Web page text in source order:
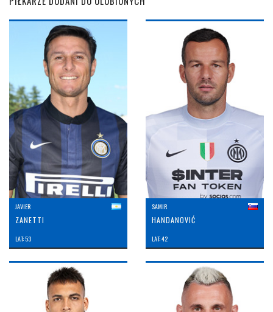
JAVIER
ZANETTI
LAT: 53
SAMIR
HANDANOVIĆ
LAT: 42